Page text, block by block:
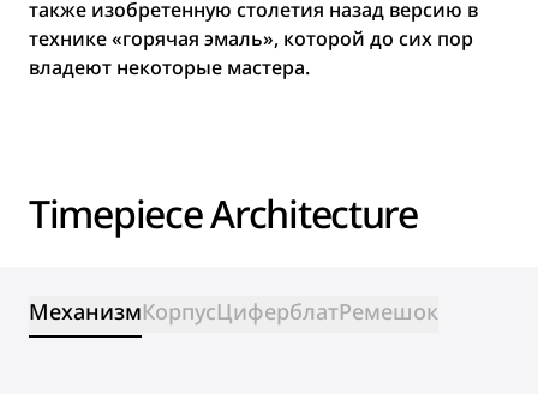
также изобретенную столетия назад версию в
технике «горячая эмаль», которой до сих пор
владеют некоторые мастера.
Timepiece Architecture
МеханизмКорпусЦиферблатРемешок